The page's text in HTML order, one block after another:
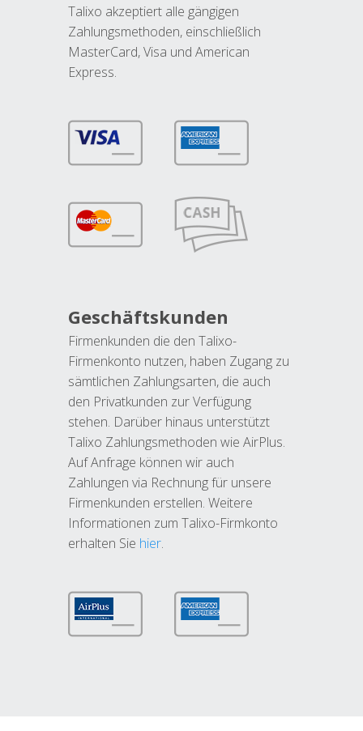
Talixo akzeptiert alle gängigen
Zahlungsmethoden, einschließlich
MasterCard, Visa und American
Express.
Geschäftskunden
Firmenkunden die den Talixo-
Firmenkonto nutzen, haben Zugang zu
sämtlichen Zahlungsarten, die auch
den Privatkunden zur Verfügung
stehen. Darüber hinaus unterstützt
Talixo Zahlungsmethoden wie AirPlus.
Auf Anfrage können wir auch
Zahlungen via Rechnung für unsere
Firmenkunden erstellen. Weitere
Informationen zum Talixo-Firmkonto
erhalten Sie hier.